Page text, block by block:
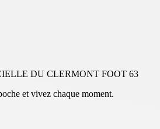
DU CLERMONT FOOT 63
et vivez chaque moment.